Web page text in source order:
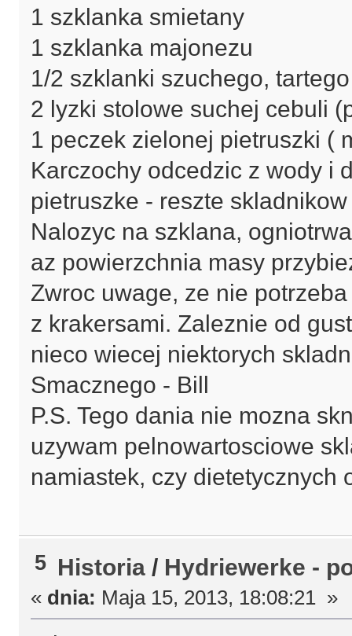
1 szklanka smietany
1 szklanka majonezu
1/2 szklanki szuchego,
2 lyzki stolowe suchej cebuli
1 peczek zielonej pietruszki
Karczochy odcedzic z wody i
pietruszke - reszte
Nalozyc na szklana,
az powierzchnia masy
Zwroc uwage, ze nie
z krakersami. Zaleznie od
nieco wiecej niektorych
Smacznego - Bill
P.S. Tego dania nie mozna
uzywam pelnowartosciowe
namiastek, czy dietetycznych
5 Historia / Hydriewerke -
« dnia: Maja 15, 2013, 18:08:21 »